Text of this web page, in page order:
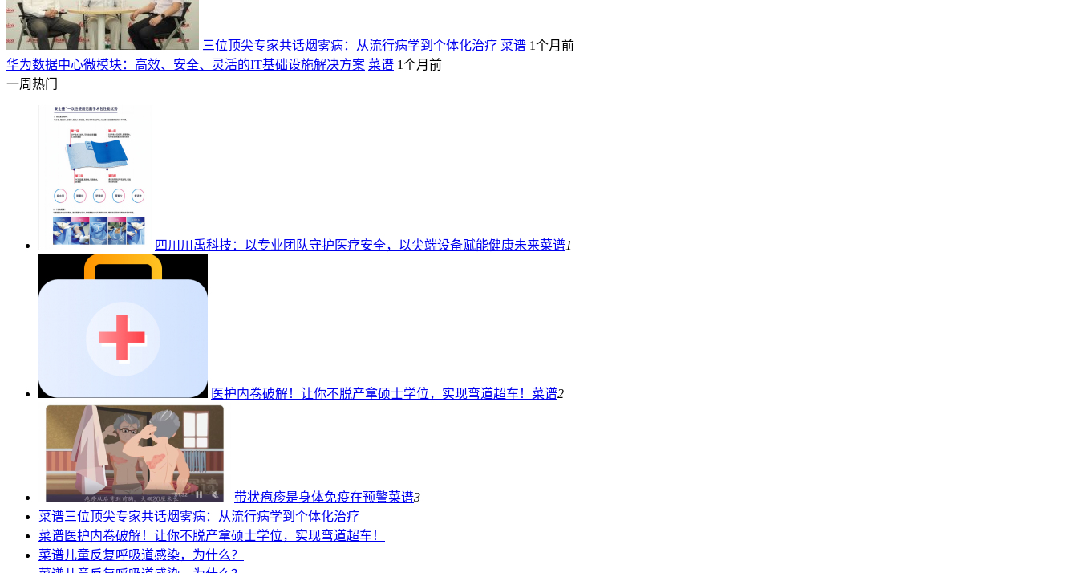
三位顶尖专家共话烟雾病：从流行病学到个体化治疗 菜谱 1个月前
华为数据中心微模块：高效、安全、灵活的IT基础设施解决方案 菜谱 1个月前
一周热门
四川川禹科技：以专业团队守护医疗安全，以尖端设备赋能健康未来菜谱1
医护内卷破解！让你不脱产拿硕士学位，实现弯道超车！ 菜谱2
带状疱疹是身体免疫在预警菜谱3
菜谱三位顶尖专家共话烟雾病：从流行病学到个体化治疗
菜谱医护内卷破解！让你不脱产拿硕士学位，实现弯道超车！
菜谱儿童反复呼吸道感染，为什么？